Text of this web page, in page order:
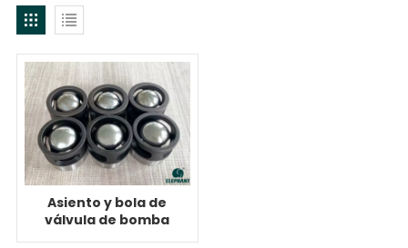
Asiento y bola de
válvula de bomba
de lodo